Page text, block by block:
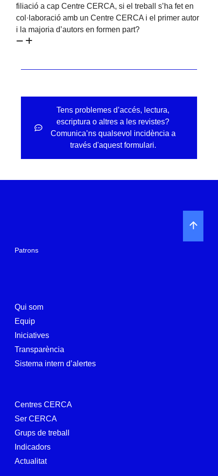
filiació a cap Centre CERCA, si el treball s’ha fet en
col·laboració amb un Centre CERCA i el primer autor
i la majoria d’autors en formen part?
Tens problemes d’accés, lectura,
escriptura o altres a les revistes?
Comunica’ns qualsevol incidència a
través d'aquest formulari.
Patrons
Qui som
Equip
Iniciatives
Transparència
Sistema intern d’alertes
Centres CERCA
Ser CERCA
Grups de treball
Indicadors
Actualitat